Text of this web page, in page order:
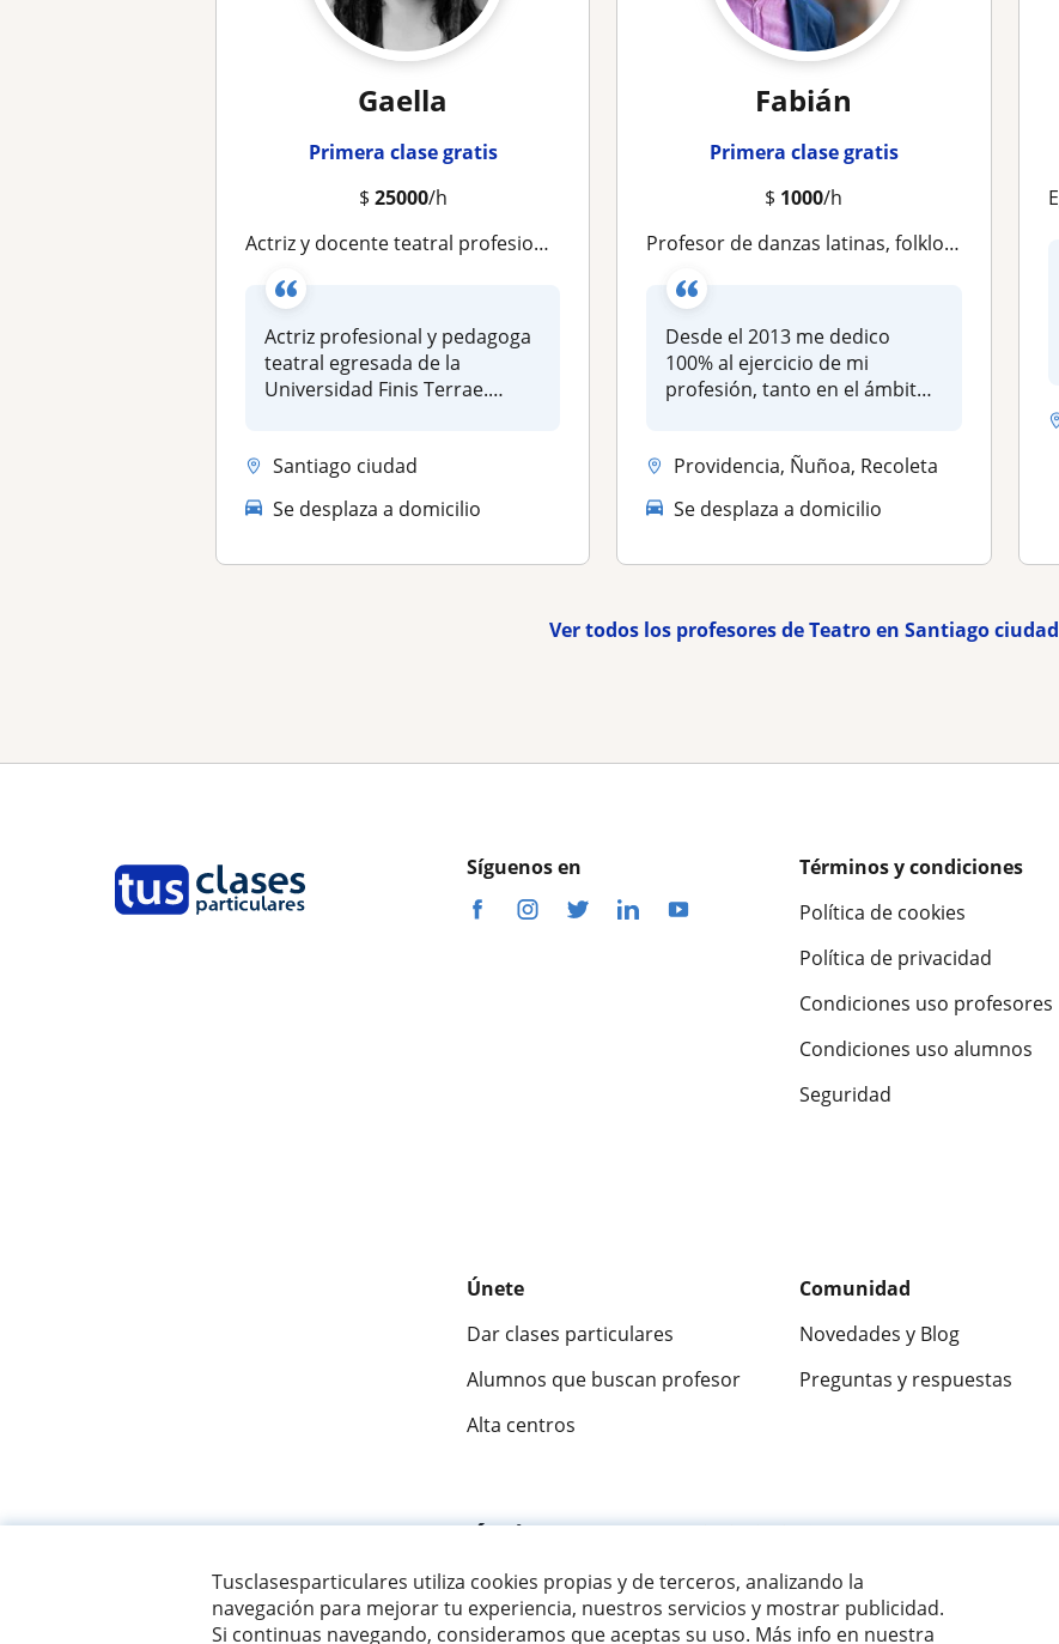
Tusclasesparticulares utiliza cookies propias y de terceros, analizando la
navegación para mejorar tu experiencia, nuestros servicios y mostrar publicidad.
Si continuas navegando, consideramos que aceptas su uso. Más info en nuestra
Gaella
Primera clase gratis
$ 25000/h
Actriz y docente teatral profesional da clases de teatro a personas de todas las edades y niveles
Actriz profesional y pedagoga
teatral egresada de la
Universidad Finis Terrae.
Santiago ciudad
Se desplaza a domicilio
Fabián
Primera clase gratis
$ 1000/h
Profesor de danzas latinas, folklore y teatro, comunicación no verbal y entrenamiento físico. Dicta clases NNA todas las edades
Desde el 2013 me dedico
100% al ejercicio de mi
profesión, tanto en el ámbito
Providencia, Ñuñoa, Recoleta
Se desplaza a domicilio
Ver todos los profesores de Teatro en Santiago ciudad
Síguenos en
Términos y condiciones
Política de cookies
Política de privacidad
Condiciones uso profesores
Condiciones uso alumnos
Seguridad
Únete
Dar clases particulares
Alumnos que buscan profesor
Alta centros
Comunidad
Novedades y Blog
Preguntas y respuestas
Fantástica 9,5/10 ★★★★★
© 2007 - 2026 Tus clases particulares